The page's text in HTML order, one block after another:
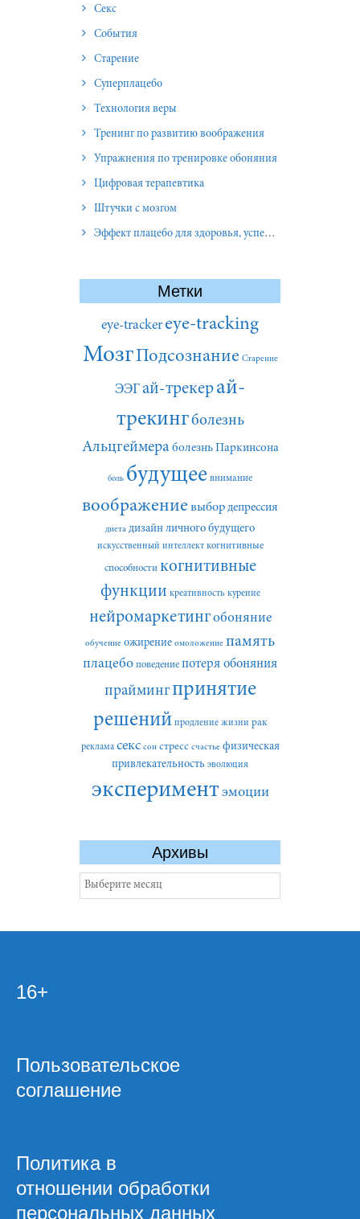
Секс
События
Старение
Суперплацебо
Технология веры
Тренинг по развитию воображения
Упражнения по тренировке обоняния
Цифровая терапевтика
Штучки с мозгом
Эффект плацебо для здоровья, успеха и отношений
Метки
eye-tracker eye-tracking
МозгПодсознание Старение
ЭЭГай-трекерай-
трекингболезнь
Альцгеймера болезнь Паркинсона
боль будущее внимание
воображение выбор депрессия
диета дизайн личного будущего
искусственный интеллект когнитивные
способности когнитивные
функции креативность курение
нейромаркетингобоняние
обучение ожирение омоложение память
плацебо поведение потеря обоняния
праймингпринятие
решений продление жизни рак
реклама секс сон стресс счастье физическая
привлекательность эволюция
экспериментэмоции
Архивы
Архивы
16+
Пользовательское
соглашение
Политика в
отношении обработки
персональных данных